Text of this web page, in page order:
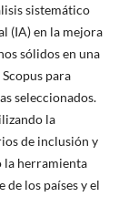
sistemático
(IA) en la mejora
sólidos en una
para
seleccionados.
la
de inclusión y
la herramienta
de los países y el